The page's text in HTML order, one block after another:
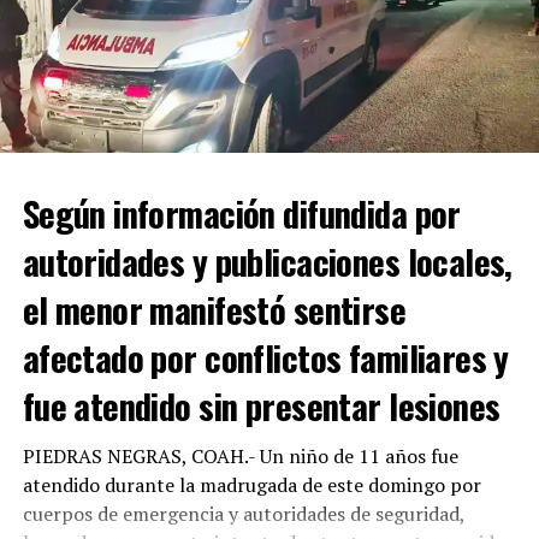
La Procuraduría de los Niños, Niñas y la Familia tomó
conocimiento del caso y citó a la madre para declarar
sobre lo sucedido.
Con Información tomada de EL DIARIO DE COAHUILA
RELATED TOPICS:
UP NEXT
DETONA MANOLO PROGRAMA DE 1000 APARATOS
ORTOPÉDICOS PARA ADULTOS MAYORES Y PERSONAS CON
DISCAPACIDAD
DON'T MISS
Según información difundida por
autoridades y publicaciones locales,
el menor manifestó sentirse
afectado por conflictos familiares y
fue atendido sin presentar lesiones
PIEDRAS NEGRAS, COAH.- Un niño de 11 años fue
atendido durante la madrugada de este domingo por
cuerpos de emergencia y autoridades de seguridad,